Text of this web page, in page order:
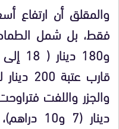
والمقلق أن ارتفاع
قارب
دينار (7